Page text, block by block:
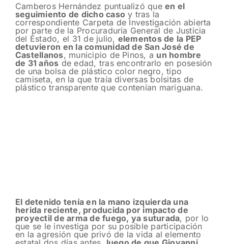
Camberos Hernández puntualizó queen el
seguimiento de dicho caso y tras la
correspondiente Carpeta de Investigación abierta
por parte de la Procuraduría General de Justicia
del Estado, el 31 de julio, elementos de la PEP
detuvieron en la comunidad de San José de
Castellanos, municipio de Pinos, a un hombre
de 31 años de edad, tras encontrarlo en posesión
de una bolsa de plástico color negro, tipo
camiseta, en la que traía diversas bolsitas de
plástico transparente que contenían mariguana.
El detenido tenía en la mano izquierda una
herida reciente, producida por impacto de
proyectil de arma de fuego, ya suturada, por lo
que se le investiga por su posible participación
en la agresión que privó de la vida al elemento